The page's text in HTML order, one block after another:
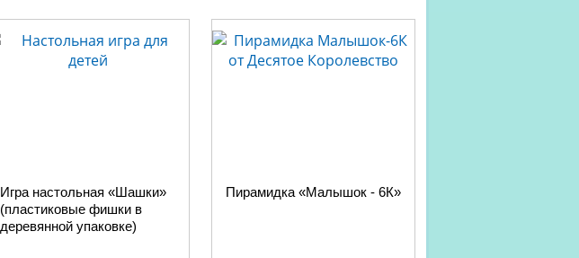
Игра настольная «Шашки»
(пластиковые фишки в
деревянной упаковке)
Пирамидка «Малышок - 6К»